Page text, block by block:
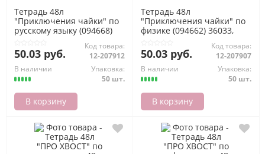
Тетрадь 48л
"Приключения чайки" по
русскому языку (094668)
пластик.обл. Хатбер
50.03 руб.
Код товара:
12-207912
В наличии
Упаковка:
50 шт.
В корзину
Тетрадь 48л
"Приключения чайки" по
физике (094662) 36033,
пластик.обложкой Хатбер
50.03 руб.
Код товара:
12-207907
В наличии
Упаковка:
50 шт.
В корзину